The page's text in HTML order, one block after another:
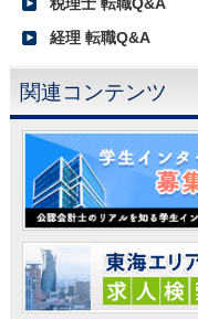
経理 転職Q&A
関連コンテンツ